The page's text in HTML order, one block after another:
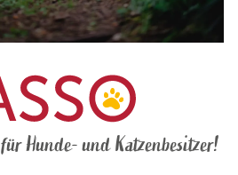
Hunde- und Katzenbesitzer!